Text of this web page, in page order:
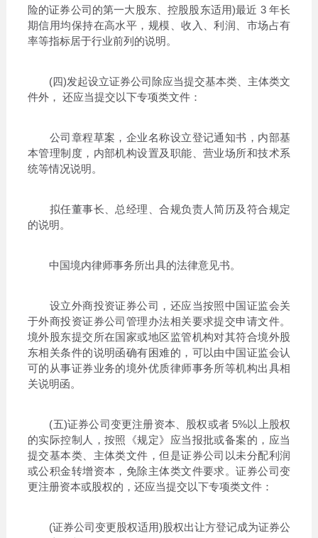
险的证券公司的第一大股东、控股股东适用)最近 3 年长
期信用均保持在高水平，规模、收入、利润、市场占有
率等指标居于行业前列的说明。
(四)发起设立证券公司除应当提交基本类、主体类文
件外， 还应当提交以下专项类文件：
公司章程草案，企业名称设立登记通知书，内部基
本管理制度，内部机构设置及职能、营业场所和技术系
统等情况说明。
拟任董事长、总经理、合规负责人简历及符合规定
的说明。
中国境内律师事务所出具的法律意见书。
设立外商投资证券公司，还应当按照中国证监会关
于外商投资证券公司管理办法相关要求提交申请文件。
境外股东提交所在国家或地区监管机构对其符合境外股
东相关条件的说明函确有困难的，可以由中国证监会认
可的从事证券业务的境外优质律师事务所等机构出具相
关说明函。
(五)证券公司变更注册资本、股权或者 5%以上股权
的实际控制人，按照《规定》应当报批或备案的，应当
提交基本类、主体类文件，但是证券公司以未分配利润
或公积金转增资本，免除主体类文件要求。证券公司变
更注册资本或股权的，还应当提交以下专项类文件：
(证券公司变更股权适用)股权出让方登记成为证券公